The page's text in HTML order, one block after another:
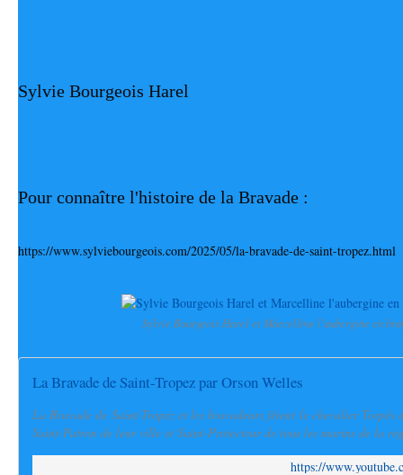
Sylvie Bourgeois Harel
Pour connaître l'histoire de la Bravade :
https://www.sylviebourgeois.com/2025/05/la-bravade-de-saint-tropez.html
Sylvie Bourgeois Harel et Marcelline l'aubergine en
La Bravade de Saint-Tropez par Orson Welles
La Bravade de Saint-Tropez et les bravadeurs fêtent le chevalier Torpès
Saint-Patron de leur ville et Saint-Protecteur de tous les marins de la
https://